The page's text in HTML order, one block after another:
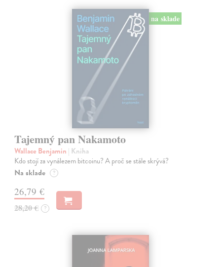
na sklade
Tajemný pan Nakamoto
Wallace Benjamin | Kniha
Kdo stojí za vynálezem bitcoinu? A proč se stále skrývá?
Na sklade ?
26,79 €
28,20 € ?